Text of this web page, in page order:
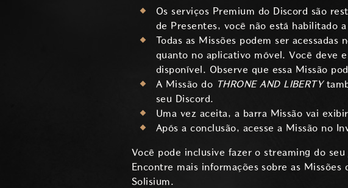
Os serviços Premium do Discord são
de Presentes, você não está habilitado
Todas as Missões podem ser
quanto no aplicativo móvel. Você deve
disponível. Observe que essa Missão
A Missão do THRONE AND LIBERTY
seu Discord.
Uma vez aceita, a barra Missão vai
Após a conclusão, acesse a Missão no
Você pode inclusive fazer o streaming do
Encontre mais informações sobre as
Solisium.